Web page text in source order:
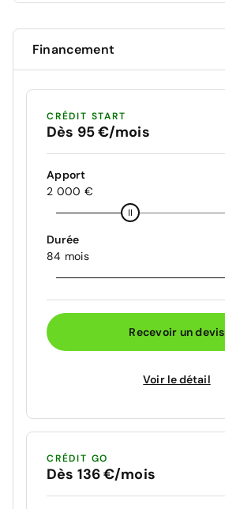
Financement
CRÉDIT START
Dès 95 €/mois
Apport
2 000 €
Durée
84 mois
Recevoir un devis
Voir le détail
CRÉDIT GO
Dès 136 €/mois